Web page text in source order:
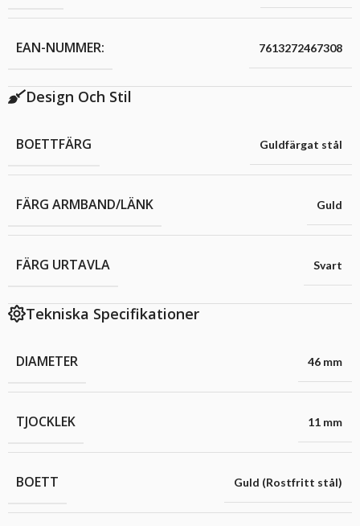
EAN-NUMMER: 7613272467308
Design Och Stil
BOETTFÄRG Guldfärgat stål
FÄRG ARMBAND/LÄNK Guld
FÄRG URTAVLA Svart
Tekniska Specifikationer
DIAMETER 46 mm
TJOCKLEK 11 mm
BOETT Guld (Rostfritt stål)